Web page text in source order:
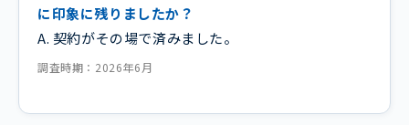
に印象に残りましたか？
A. 契約がその場で済みました。
調査時期：2026年6月